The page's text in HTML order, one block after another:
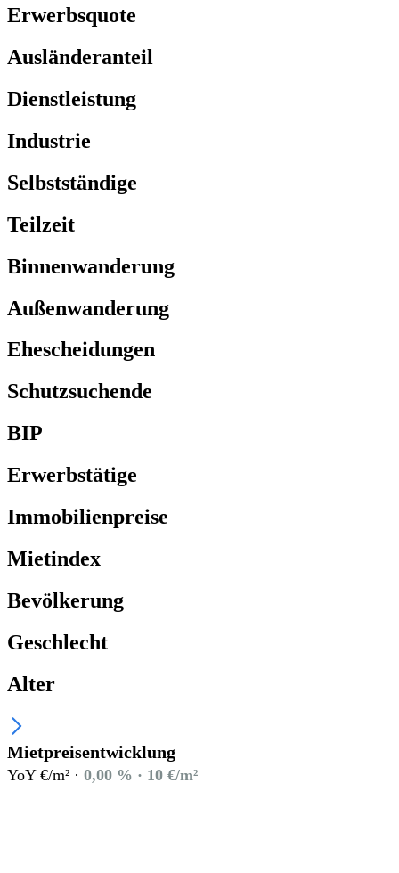
Erwerbsquote
Ausländeranteil
Dienstleistung
Industrie
Selbstständige
Teilzeit
Binnenwanderung
Außenwanderung
Ehescheidungen
Schutzsuchende
BIP
Erwerbstätige
Immobilienpreise
Mietindex
Bevölkerung
Geschlecht
Alter
Mietpreisentwicklung
YoY €/m² · 0,00 % · 10 €/m²